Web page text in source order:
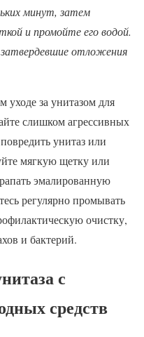
минут, затем
и промойте его водой.
отложения
уходе за унитазом для
слишком агрессивных
унитаз или
мягкую щетку или
эмалированную
регулярно промывать
очистку,
и бактерий.
с
средств